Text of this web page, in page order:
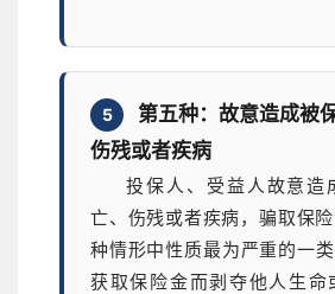
5
第五种：故意造成被
伤残或者疾病
投保人、受益人故意造
亡、伤残或者疾病，骗取保
种情形中性质最为严重的一
获取保险金而剥夺他人生命